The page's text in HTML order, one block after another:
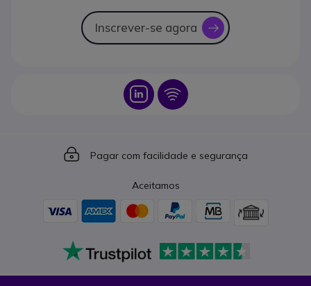
Inscrever-se agora icon
Icon Icon
Icon
Pagar com facilidade e segurança
Aceitamos